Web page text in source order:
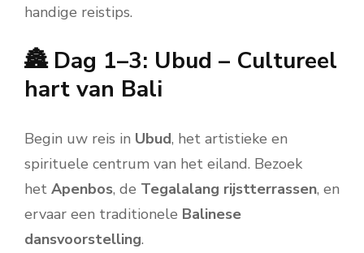
handige reistips.
🏯 Dag 1–3: Ubud – Cultureel
hart van Bali
Begin uw reis in Ubud, het artistieke en
spirituele centrum van het eiland. Bezoek
het Apenbos, de Tegalalang rijstterrassen, en
ervaar een traditionele Balinese
dansvoorstelling.